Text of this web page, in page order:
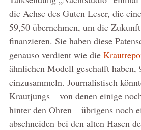
die Achse des Guten Leser, die
59,50 übernehmen, um die
finanzieren. Sie haben diese
genauso verdient wie die
ähnlichen Modell geschafft haben,
einzusammeln. Journalistisch
Krautjungs – von denen einige
hinter den Ohren – übrigens noch
abschneiden bei den alten Hasen